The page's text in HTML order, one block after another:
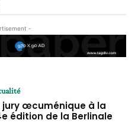
-
jury œcuménique à la
édition de la Berlinale